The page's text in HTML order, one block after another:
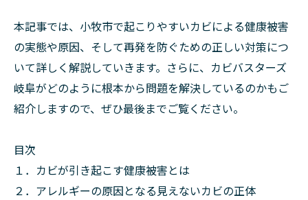
本記事では、小牧市で起こりやすいカビによる健康被害
の実態や原因、そして再発を防ぐための正しい対策につ
いて詳しく解説していきます。さらに、カビバスターズ
岐阜がどのように根本から問題を解決しているのかもご
紹介しますので、ぜひ最後までご覧ください。
目次
１．カビが引き起こす健康被害とは
２．アレルギーの原因となる見えないカビの正体